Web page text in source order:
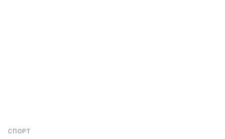
СПОРТ